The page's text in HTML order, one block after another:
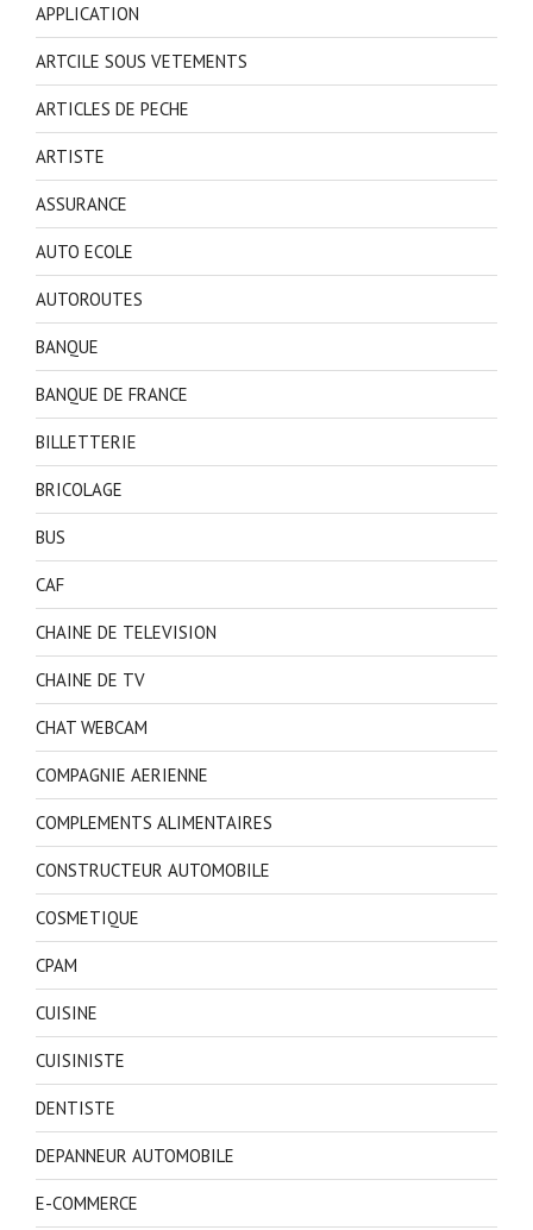
APPLICATION
ARTCILE SOUS VETEMENTS
ARTICLES DE PECHE
ARTISTE
ASSURANCE
AUTO ECOLE
AUTOROUTES
BANQUE
BANQUE DE FRANCE
BILLETTERIE
BRICOLAGE
BUS
CAF
CHAINE DE TELEVISION
CHAINE DE TV
CHAT WEBCAM
COMPAGNIE AERIENNE
COMPLEMENTS ALIMENTAIRES
CONSTRUCTEUR AUTOMOBILE
COSMETIQUE
CPAM
CUISINE
CUISINISTE
DENTISTE
DEPANNEUR AUTOMOBILE
E-COMMERCE